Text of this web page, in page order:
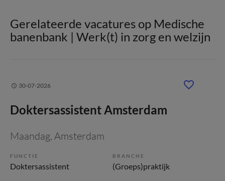
Gerelateerde vacatures op Medische
banenbank | Werk(t) in zorg en welzijn
30-07-2026
Doktersassistent Amsterdam
Maandag, Amsterdam
FUNCTIE
Doktersassistent
BRANCHE
(Groeps)praktijk